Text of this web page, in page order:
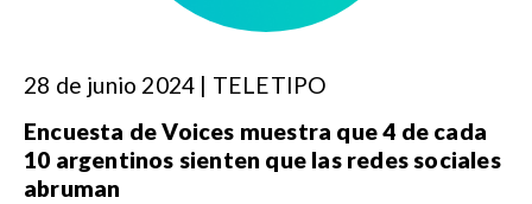
28 de junio 2024 | TELETIPO
Encuesta de Voices muestra que 4 de cada
10 argentinos sienten que las redes sociales
abruman